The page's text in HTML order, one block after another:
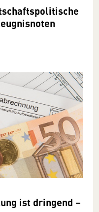
ist dringend –